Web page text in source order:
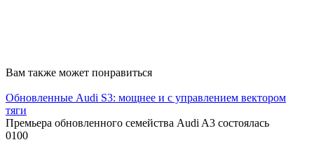
Вам также может понравиться
Обновленные Audi S3: мощнее и с управлением вектором
тяги
Премьера обновленного семейства Audi A3 состоялась
0100